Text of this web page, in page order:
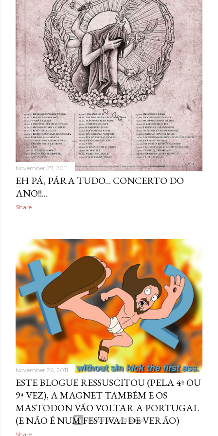
November 27, 2011
EH PÁ, PÁRA TUDO... CONCERTO DO
ANO!!...
Share
November 26, 2011
ESTE BLOGUE RESSUSCITOU (PELA 4ª OU
9ª VEZ), A MAGNET TAMBÉM E OS
MASTODON VÃO VOLTAR A PORTUGAL
(E NÃO É NUM FESTIVAL DE VERÃO)
Share
OLDER POSTS
Powered by Blogger